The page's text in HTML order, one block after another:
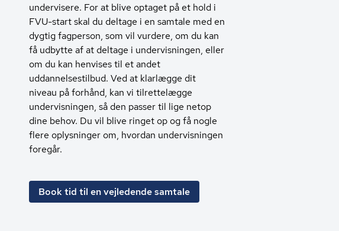
undervisere. For at blive optaget på et hold i
FVU-start skal du deltage i en samtale med en
dygtig fagperson, som vil vurdere, om du kan
få udbytte af at deltage i undervisningen, eller
om du kan henvises til et andet
uddannelsestilbud. Ved at klarlægge dit
niveau på forhånd, kan vi tilrettelægge
undervisningen, så den passer til lige netop
dine behov. Du vil blive ringet op og få nogle
flere oplysninger om, hvordan undervisningen
foregår.
Book tid til en vejledende samtale